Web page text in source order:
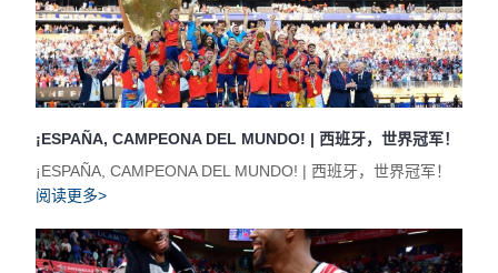
¡ESPAÑA, CAMPEONA DEL MUNDO! | 西班牙，世界冠军！
¡ESPAÑA, CAMPEONA DEL MUNDO! | 西班牙，世界冠军！
阅读更多>